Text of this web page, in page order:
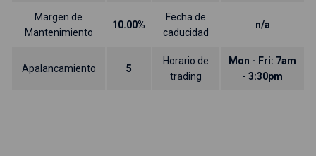
Margen de
Mantenimiento
10.00%
Fecha de
caducidad
n/a
Apalancamiento 5
Horario de
trading
Mon - Fri: 7am
- 3:30pm